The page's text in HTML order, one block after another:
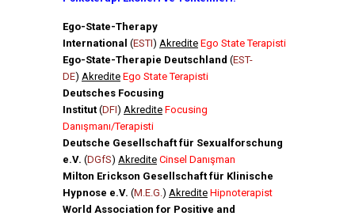
Ego-State-Therapy
International (ESTI) Akredite Ego State Terapisti
Ego-State-Therapie Deutschland (EST-
DE) Akredite Ego State Terapisti
Deutsches Focusing
Institut (DFI) Akredite Focusing
Danışmanı/Terapisti
Deutsche Gesellschaft für Sexualforschung
e.V. (DGfS) Akredite Cinsel Danışman
Milton Erickson Gesellschaft für Klinische
Hypnose e.V. (M.E.G.) Akredite Hipnoterapist
World Association for Positive and